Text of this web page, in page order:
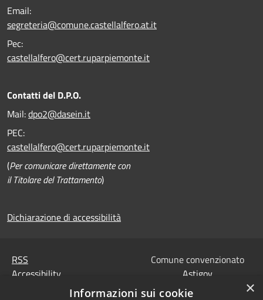
Email:
segreteria@comune.castellalfero.at.it
Pec:
castellalfero@cert.ruparpiemonte.it
Contatti del D.P.O.
Mail:dpo2@dasein.it
PEC:
castellalfero@cert.ruparpiemonte.it
(Per comunicare direttamente con
il Titolare del Trattamento)
Dichiarazione di accessibilità
RSS
Accessibility
Comune convenzionato
Astigov
×
Informazioni sui cookie